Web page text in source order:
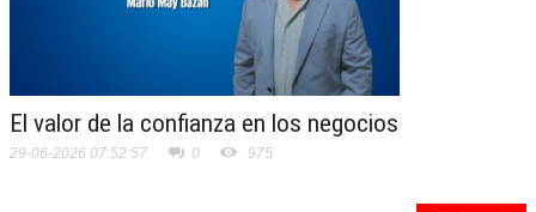
El valor de la confianza en los negocios
29-06-2026 07:52:57 0 975